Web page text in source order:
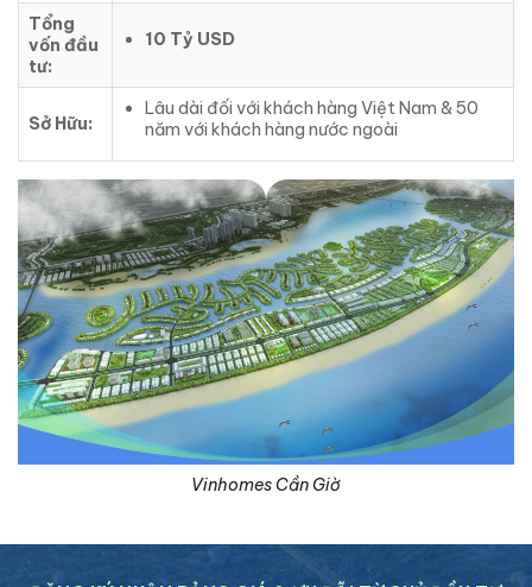
Tổng
vốn đầu
tư:
10 Tỷ USD
Sở Hữu:
Lâu dài đối với khách hàng Việt Nam & 50
năm với khách hàng nước ngoài
Vinhomes Cần Giờ